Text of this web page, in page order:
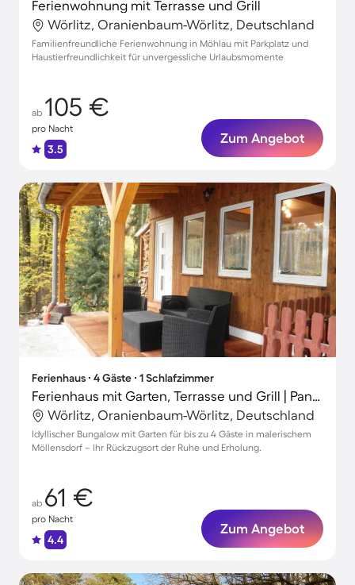
Ferienwohnung mit Terrasse und Grill
Wörlitz, Oranienbaum-Wörlitz, Deutschland
Familienfreundliche Ferienwohnung in Möhlau mit Parkplatz und
Haustierfreundlichkeit für unvergessliche Urlaubsmomente
ab 105 €
pro Nacht
3.5
Zum Angebot
Ferienhaus ∙ 4 Gäste ∙ 1 Schlafzimmer
Ferienhaus mit Garten, Terrasse und Grill | Panoramablick
Wörlitz, Oranienbaum-Wörlitz, Deutschland
Idyllischer Bungalow mit Garten für bis zu 4 Gäste in malerischem
Möllensdorf – Ihr Rückzugsort der Ruhe und Erholung.
ab 61 €
pro Nacht
4.4
Zum Angebot